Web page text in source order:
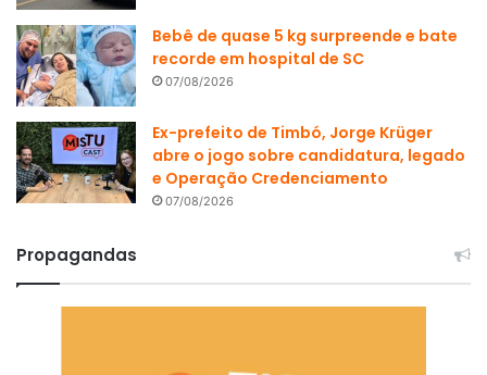
Bebê de quase 5 kg surpreende e bate
recorde em hospital de SC
07/08/2026
Ex-prefeito de Timbó, Jorge Krüger
abre o jogo sobre candidatura, legado
e Operação Credenciamento
07/08/2026
Propagandas